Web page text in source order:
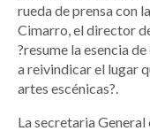
rueda de prensa con
Cimarro, el director
?resume la esencia
a reivindicar el lugar
artes escénicas?.
La secretaria